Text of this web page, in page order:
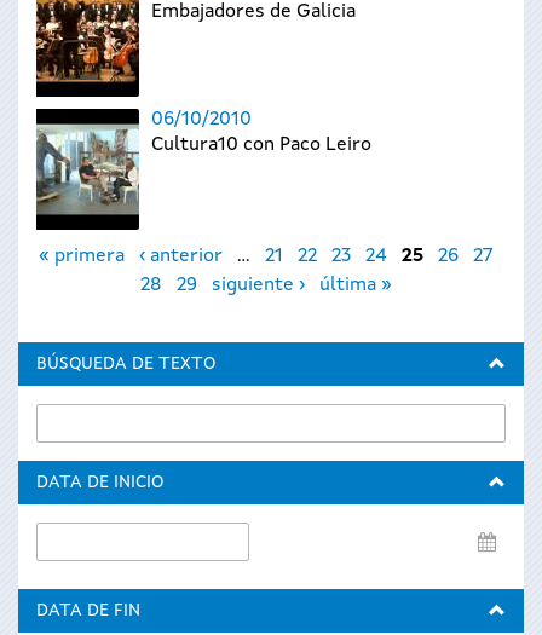
Embajadores de Galicia
06/10/2010
Cultura10 con Paco Leiro
Páginas
« primera ‹ anterior … 21 22 23 24 25 26
27
28
29 siguiente › última »
BÚSQUEDA DE TEXTO
DATA DE INICIO
de
DATA DE FIN